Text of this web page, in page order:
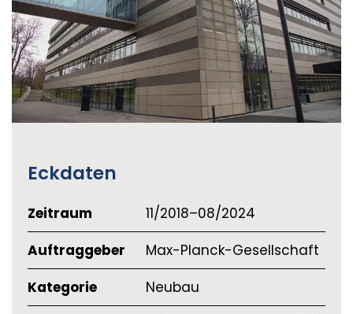
Eckdaten
Zeitraum
11/2018–08/2024
Auftraggeber
Max-Planck-Gesellschaft
Kategorie
Neubau